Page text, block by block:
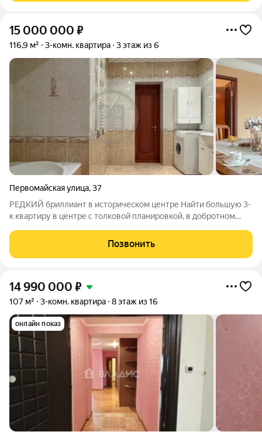
15 000 000 ₽
116,9 м² 3-комн. квартира 3 этаж из 6
Первомайская улица,37
РЕДКИЙ бриллиант в историческом центре Найти большую 3-
к квартиру в центре с толковой планировкой, в добротном
всегда было задачей со звёздочкой. Сегодня такие дома не
строят, а что-то похожее
Позвонить
14 990 000 ₽
107 м² 3-комн. квартира 8 этаж из 16
онлайн показ